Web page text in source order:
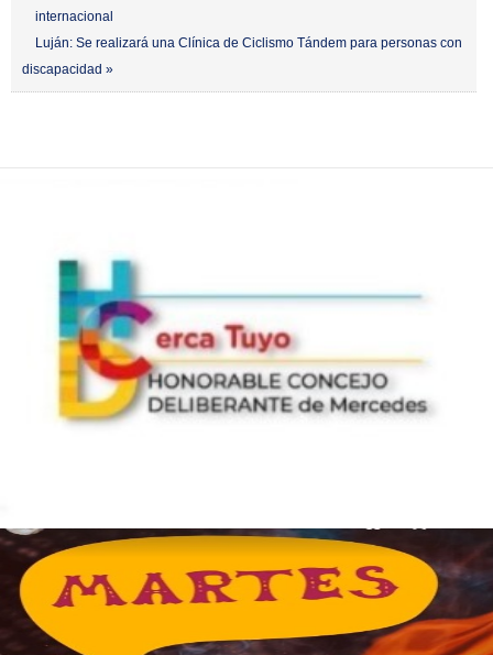
internacional
Luján: Se realizará una Clínica de Ciclismo Tándem para personas con
discapacidad »